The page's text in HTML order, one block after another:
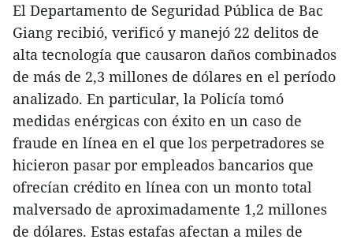
El Departamento de Seguridad Pública de Bac
Giang recibió, verificó y manejó 22 delitos de
alta tecnología que causaron daños combinados
de más de 2,3 millones de dólares en el período
analizado. En particular, la Policía tomó
medidas enérgicas con éxito en un caso de
fraude en línea en el que los perpetradores se
hicieron pasar por empleados bancarios que
ofrecían crédito en línea con un monto total
malversado de aproximadamente 1,2 millones
de dólares. Estas estafas afectan a miles de